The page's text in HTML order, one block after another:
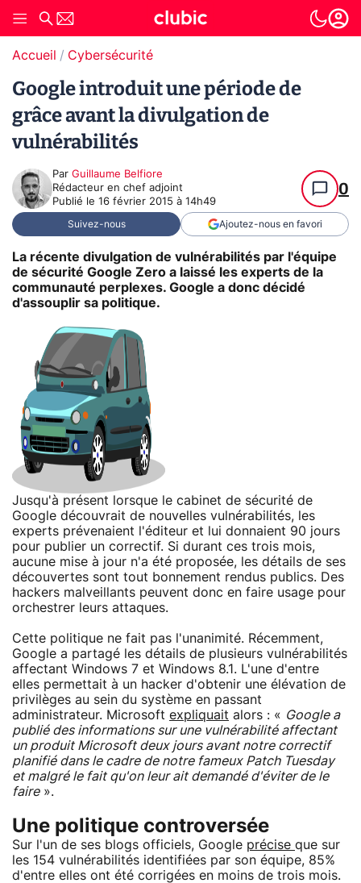
Accueil Cybersécurité
Google introduit une période de
grâce avant la divulgation de
vulnérabilités
Par Guillaume Belfiore
Rédacteur en chef adjoint
Publié le 16 février 2015 à 14h49
0
Suivez-nous Ajoutez-nous en favori
La récente divulgation de vulnérabilités par l'équipe
de sécurité Google Zero a laissé les experts de la
communauté perplexes. Google a donc décidé
d'assouplir sa politique.
Jusqu'à présent lorsque le cabinet de sécurité de
Google découvrait de nouvelles vulnérabilités, les
experts prévenaient l'éditeur et lui donnaient 90 jours
pour publier un correctif. Si durant ces trois mois,
aucune mise à jour n'a été proposée, les détails de ses
découvertes sont tout bonnement rendus publics. Des
hackers malveillants peuvent donc en faire usage pour
orchestrer leurs attaques.
Cette politique ne fait pas l'unanimité. Récemment,
Google a partagé les détails de plusieurs vulnérabilités
affectant Windows 7 et Windows 8.1. L'une d'entre
elles permettait à un hacker d'obtenir une élévation de
privilèges au sein du système en passant
administrateur. Microsoft expliquait alors : « Google a
publié des informations sur une vulnérabilité affectant
un produit Microsoft deux jours avant notre correctif
planifié dans le cadre de notre fameux Patch Tuesday
et malgré le fait qu'on leur ait demandé d'éviter de le
faire».
Une politique controversée
Sur l'un de ses blogs officiels, Google précise que sur
les 154 vulnérabilités identifiées par son équipe, 85%
d'entre elles ont été corrigées en moins de trois mois.